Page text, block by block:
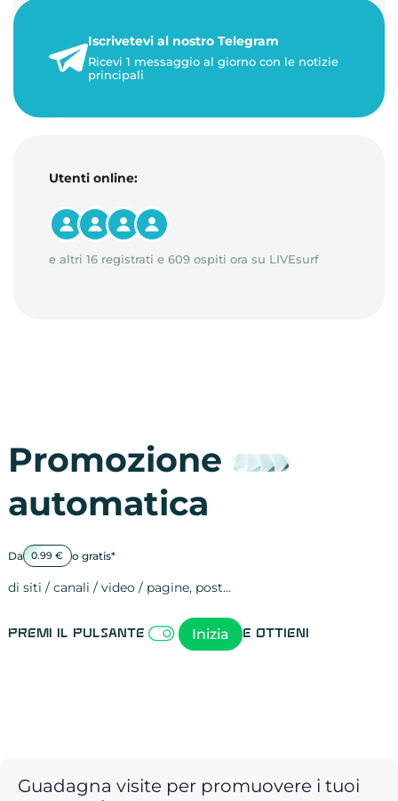
1 minuto di letturaIscrivetevi al nostro Telegram
Ricevi 1 messaggio al giorno con le notizie
principali
Utenti online:
e altri 16 registrati e 609 ospiti ora su LIVEsurf
Promozione
automatica
Da 0.99 € o gratis*
di siti / canali / video / pagine, post…
Premi il pulsante Inizia e ottieni
Guadagna visite per promuovere i tuoi